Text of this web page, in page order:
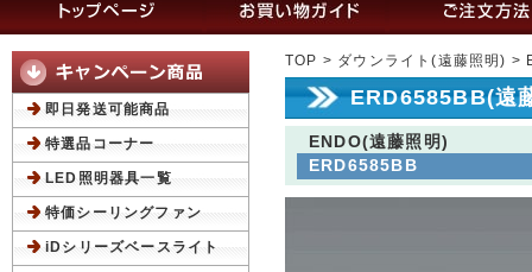
TOP > ダウンライト(遠藤照明) >
ERD6585BB(遠
ENDO(遠藤照明)
ERD6585BB
即日発送可能商品
特選品コーナー
LED照明器具一覧
特価シーリングファン
iDシリーズベースライト